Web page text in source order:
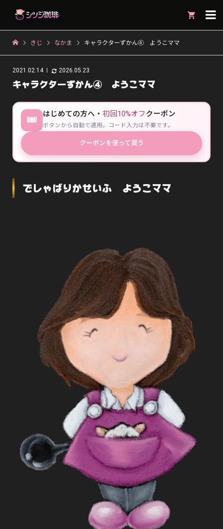

きじ なかま キャラクターずかん④ ようこママ
2021.02.14 2026.05.23
キャラクターずかん④ ようこママ
🎟 はじめての方へ・初回10%オフクーポン
ボタンから自動で適用。コード入力は不要です。
クーポンを使って買う
でしゃばりかせいふ ようこママ